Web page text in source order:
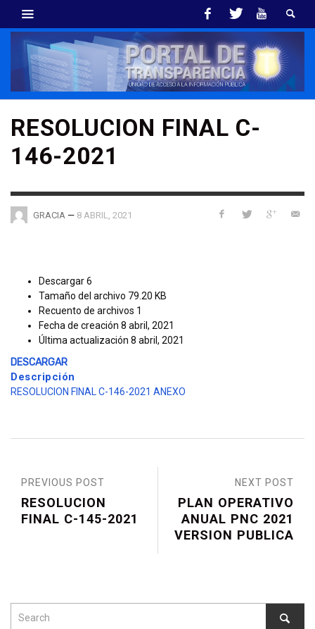
RESOLUCION FINAL C-
146-2021
GRACIA — 8 ABRIL, 2021
Descargar6
Tamaño del archivo 79.20 KB
Recuento de archivos 1
Fecha de creación 8 abril, 2021
Última actualización 8 abril, 2021
DESCARGAR
Descripción
RESOLUCION FINAL C-146-2021 ANEXO
NEXT POST
PLAN OPERATIVO
ANUAL PNC 2021
VERSION PUBLICA
PREVIOUS POST
RESOLUCION
FINAL C-145-2021